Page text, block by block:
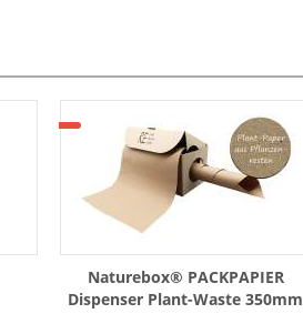
Naturebox® PACKPAPIER
Dispenser Plant-Waste 350mm